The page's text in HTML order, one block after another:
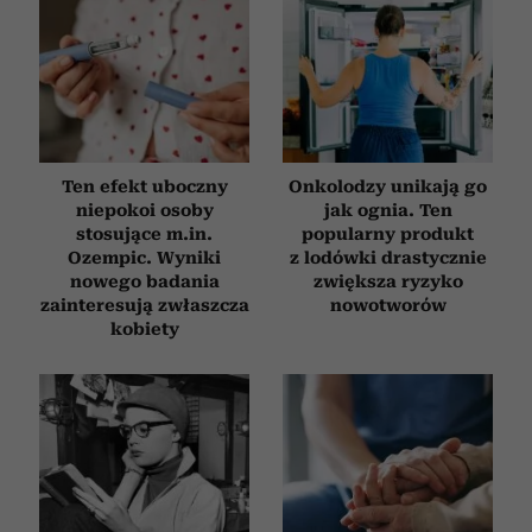
Ten efekt uboczny
niepokoi osoby
stosujące m.in.
Ozempic. Wyniki
nowego badania
zainteresują zwłaszcza
kobiety
Onkolodzy unikają go
jak ognia. Ten
popularny produkt
z lodówki drastycznie
zwiększa ryzyko
nowotworów